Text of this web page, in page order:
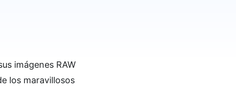
imágenes RAW
los maravillosos